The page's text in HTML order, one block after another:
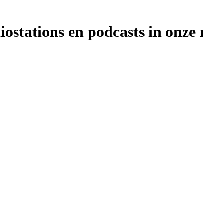
en podcasts in onze